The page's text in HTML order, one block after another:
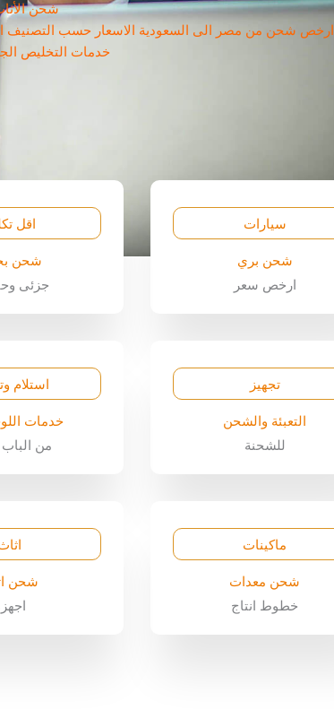
شحن
ارخص شحن من مصر الى السعودية الاسعار حسب التصنيف
خدمات التخليص
سيارات
شحن بري
ارخص سعر
اقل
شحن
جزئى
تجهيز
التعبئة والشحن
للشحنة
استلام
خدمات
من الباب
ماكينات
شحن معدات
خطوط انتاج
شحن